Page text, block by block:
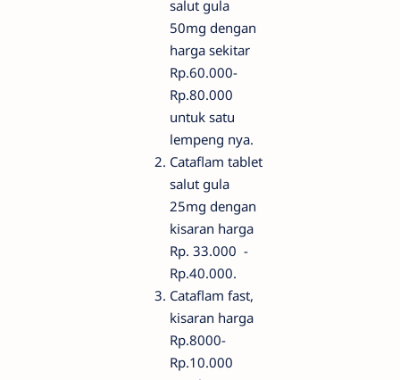
salut gula
50mg dengan
harga sekitar
Rp.60.000-
Rp.80.000
untuk satu
lempeng nya.
Cataflam tablet
salut gula
25mg dengan
kisaran harga
Rp. 33.000 -
Rp.40.000.
Cataflam fast,
kisaran harga
Rp.8000-
Rp.10.000